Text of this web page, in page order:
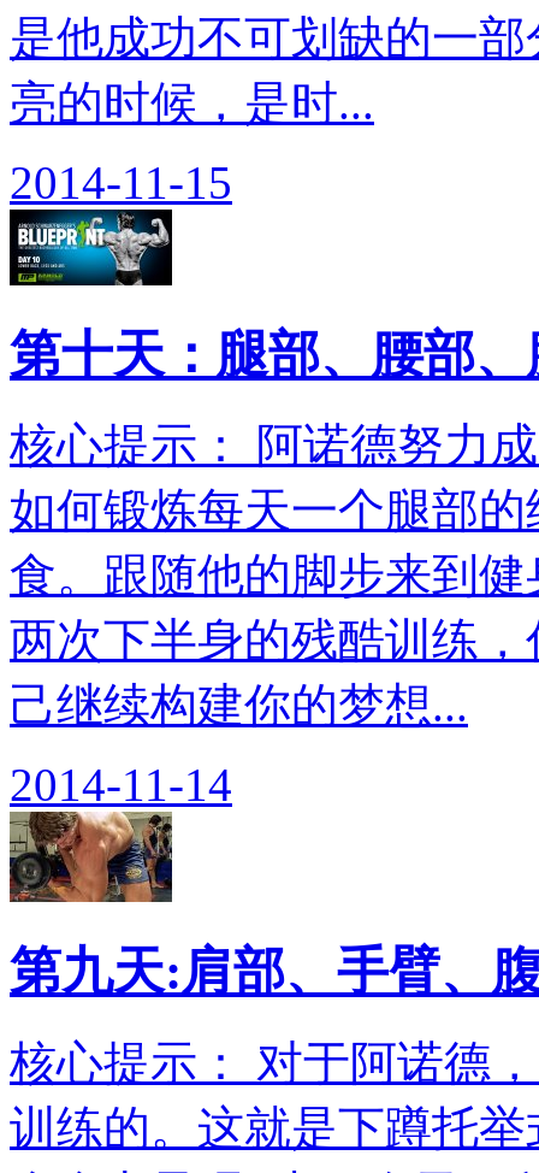
是他成功不可划缺的一
亮的时候，是时...
2014-11-15
第十天：腿部、腰部
核心提示： 阿诺德努力
如何锻炼每天一个腿部
食。跟随他的脚步来到
两次下半身的残酷训练
己继续构建你的梦想...
2014-11-14
第九天:肩部、手臂、
核心提示： 对于阿诺德
训练的。这就是下蹲托